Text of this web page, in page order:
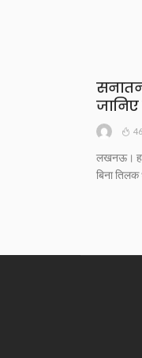
लखनऊ।
बिना